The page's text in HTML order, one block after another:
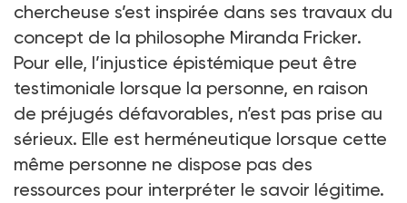
chercheuse s’est inspirée dans ses travaux du
concept de la philosophe Miranda Fricker.
Pour elle, l’injustice épistémique peut être
testimoniale lorsque la personne, en raison
de préjugés défavorables, n’est pas prise au
sérieux. Elle est herméneutique lorsque cette
même personne ne dispose pas des
ressources pour interpréter le savoir légitime.